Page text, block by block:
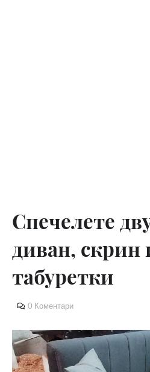
Спечелете
диван, скрин
табуретки
0 Коментари